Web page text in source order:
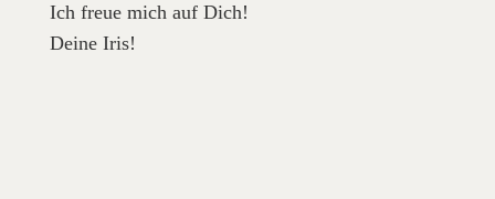
Ich freue mich auf Dich!
Deine Iris!